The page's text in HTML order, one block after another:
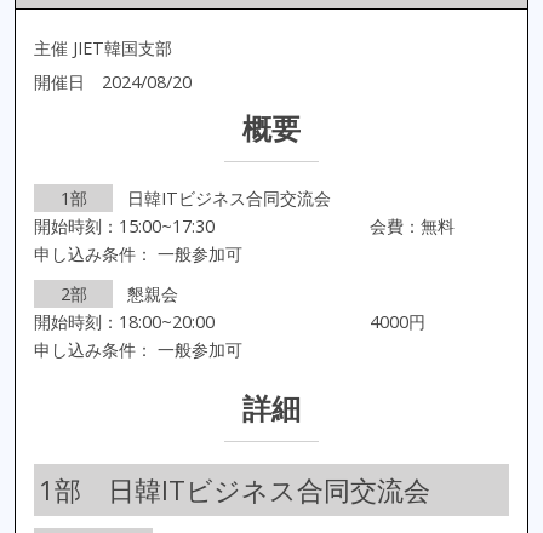
主催 JIET韓国支部
開催日 2024/08/20
概要
1部
日韓ITビジネス合同交流会
開始時刻：15:00~17:30
会費：無料
申し込み条件： 一般参加可
2部
懇親会
開始時刻：18:00~20:00
4000円
申し込み条件： 一般参加可
詳細
1部 日韓ITビジネス合同交流会